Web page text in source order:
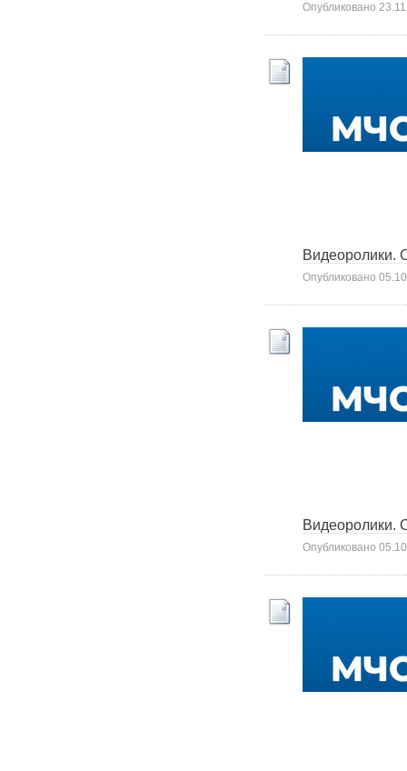
Опубликовано
Видеоролики.
Опубликовано
Видеоролики.
Опубликовано